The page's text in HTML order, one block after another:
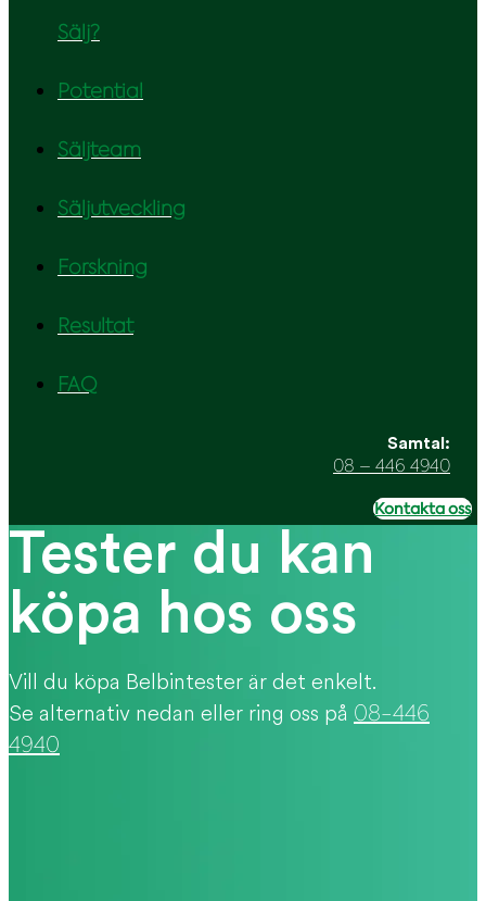
Sälj?
Potential
Säljteam
Säljutveckling
Forskning
Resultat
FAQ
Samtal:
08 – 446 4940
Kontakta oss
Tester du kan
köpa hos oss
Vill du köpa Belbintester är det enkelt.
Se alternativ nedan eller ring oss på 08-446
4940